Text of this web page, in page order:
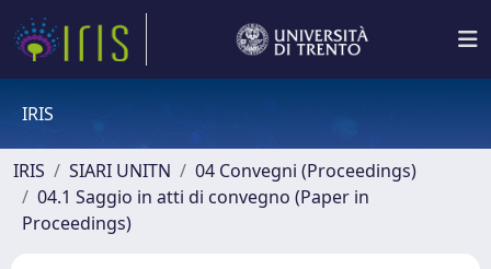
IRIS
IRIS SIARI UNITN
04 Convegni (Proceedings)
04.1 Saggio in atti di convegno (Paper in
Proceedings)